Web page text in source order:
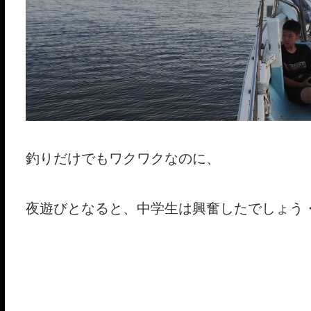
釣りだけでもワクワクなのに、
夜遊びとなると、中学生は興奮したでしょう